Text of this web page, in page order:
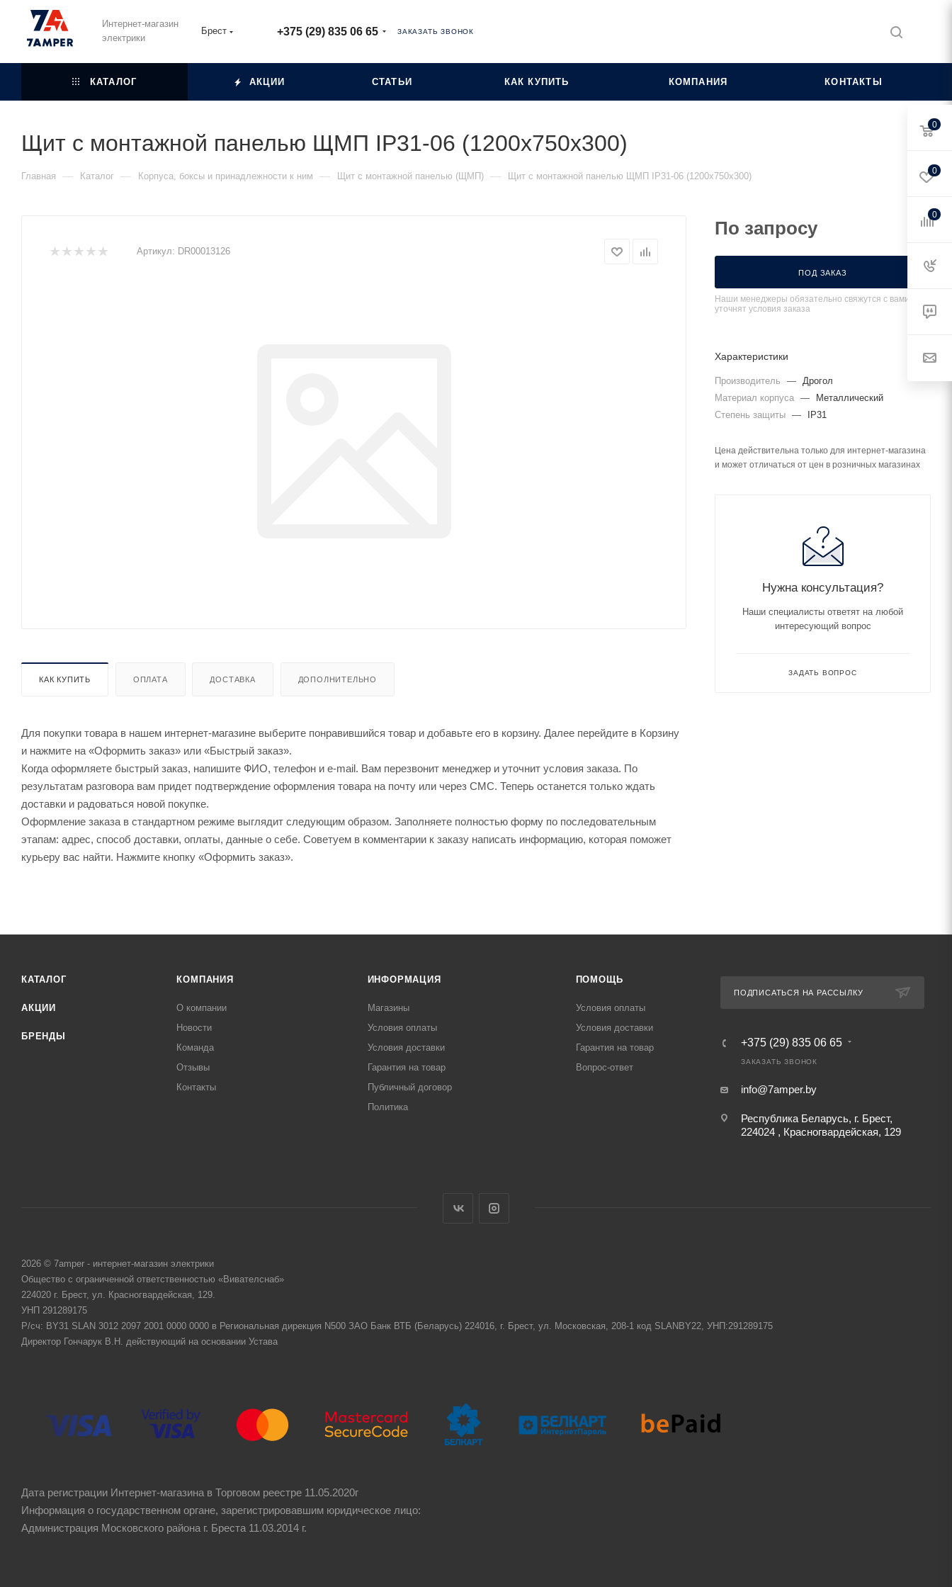
Интернет-магазин
электрики
Брест +375 (29) 835 06 65 ЗАКАЗАТЬ ЗВОНОК
КАТАЛОГ АКЦИИ СТАТЬИ КАК КУПИТЬ КОМПАНИЯ КОНТАКТЫ
Щит с монтажной панелью ЩМП IP31-06 (1200х750х300)
Главная — Каталог — Корпуса, боксы и принадлежности к ним — Щит с монтажной панелью (ЩМП) — Щит с монтажной панелью ЩМП IP31-06 (1200х750х300)
Артикул: DR00013126
КАК КУПИТЬ ОПЛАТА ДОСТАВКА ДОПОЛНИТЕЛЬНО
Для покупки товара в нашем интернет-магазине выберите понравившийся товар и добавьте его в корзину. Далее перейдите в Корзину
и нажмите на «Оформить заказ» или «Быстрый заказ».
Когда оформляете быстрый заказ, напишите ФИО, телефон и e-mail. Вам перезвонит менеджер и уточнит условия заказа. По
результатам разговора вам придет подтверждение оформления товара на почту или через СМС. Теперь останется только ждать
доставки и радоваться новой покупке.
Оформление заказа в стандартном режиме выглядит следующим образом. Заполняете полностью форму по последовательным
этапам: адрес, способ доставки, оплаты, данные о себе. Советуем в комментарии к заказу написать информацию, которая поможет
курьеру вас найти. Нажмите кнопку «Оформить заказ».
По запросу
ПОД ЗАКАЗ
Наши менеджеры обязательно свяжутся с вами и
уточнят условия заказа
Характеристики
Производитель — Дрогол
Материал корпуса —
Металлический
Степень защиты — IP31
Цена действительна только для интернет-магазина
и может отличаться от цен в розничных магазинах
Нужна консультация?
Наши специалисты ответят на любой
интересующий вопрос
ЗАДАТЬ ВОПРОС
КАТАЛОГ
АКЦИИ
БРЕНДЫ
КОМПАНИЯ
О компании
Новости
Команда
Отзывы
Контакты
ИНФОРМАЦИЯ
Магазины
Условия оплаты
Условия доставки
Гарантия на товар
Публичный договор
Политика
ПОМОЩЬ
Условия оплаты
Условия доставки
Гарантия на товар
Вопрос-ответ
ПОДПИСАТЬСЯ НА РАССЫЛКУ
+375 (29) 835 06 65
ЗАКАЗАТЬ ЗВОНОК
info@7amper.by
Республика Беларусь, г. Брест,
224024 , Красногвардейская, 129
2026 © 7amper - интернет-магазин электрики
Общество с ограниченной ответственностью «Вивателснаб»
224020 г. Брест, ул. Красногвардейская, 129.
УНП 291289175
Р/сч: BY31 SLAN 3012 2097 2001 0000 0000 в Региональная дирекция N500 ЗАО Банк ВТБ (Беларусь) 224016, г. Брест, ул. Московская, 208-1 код SLANBY22, УНП:291289175
Директор Гончарук В.Н. действующий на основании Устава
Дата регистрации Интернет-магазина в Торговом реестре 11.05.2020г
Информация о государственном органе, зарегистрировавшим юридическое лицо:
Администрация Московского района г. Бреста 11.03.2014 г.
0
0
0